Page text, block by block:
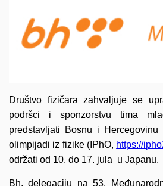
Društvo fizičara zahvaljuje se
podršci i sponzorstvu tima
predstavljati Bosnu i Hercegovinu
olimpijadi iz fizike (IPhO, https://
održati od 10. do 17. jula u Japanu.
Bh. delegaciju na 53.